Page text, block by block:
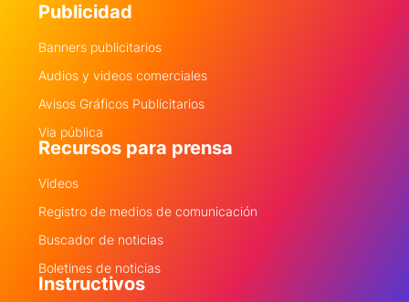
Publicidad
Banners publicitarios
Audios y videos comerciales
Avisos Gráficos Publicitarios
Via pública
Recursos para prensa
Videos
Registro de medios de comunicación
Buscador de noticias
Boletines de noticias
Instructivos